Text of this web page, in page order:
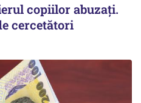
copiilor abuzați.
cercetători